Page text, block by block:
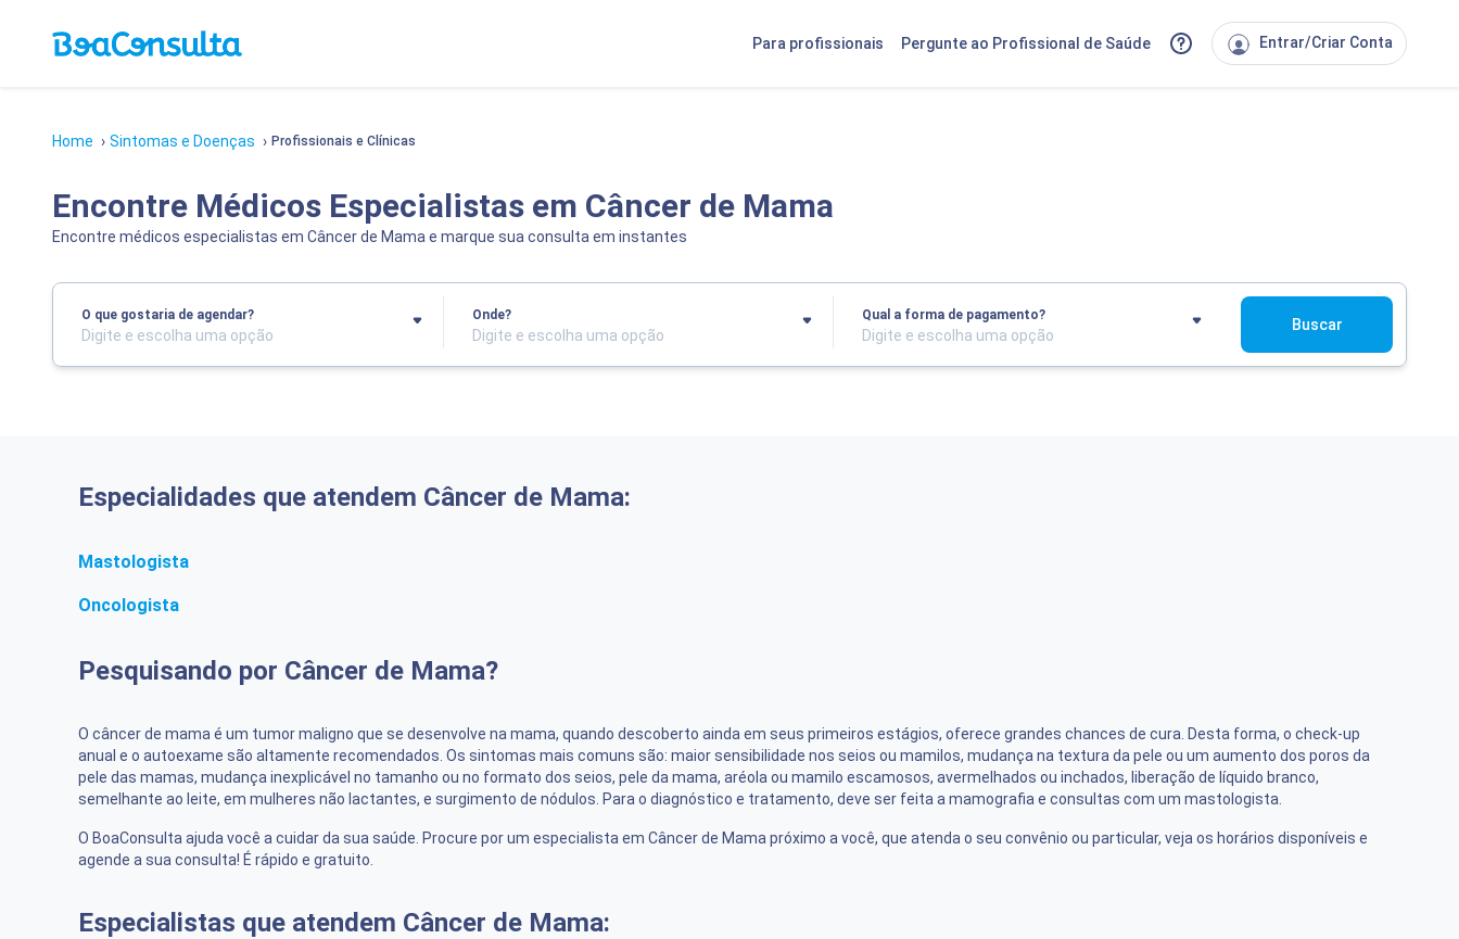
Para profissionais Pergunte ao Profissional de Saúde Entrar/Criar Conta
Home › Sintomas e Doenças › Profissionais e Clínicas
Encontre Médicos Especialistas em Câncer de Mama
Encontre médicos especialistas em Câncer de Mama e marque sua consulta em instantes
O que gostaria de agendar?
Digite e escolha uma opção
Onde?
Digite e escolha uma opção
Qual a forma de pagamento?
Digite e escolha uma opção
Buscar
Especialidades que atendem Câncer de Mama:
Mastologista
Oncologista
Pesquisando por Câncer de Mama?
O câncer de mama é um tumor maligno que se desenvolve na mama, quando descoberto ainda em seus primeiros estágios, oferece grandes chances de cura. Desta forma, o check-up
anual e o autoexame são altamente recomendados. Os sintomas mais comuns são: maior sensibilidade nos seios ou mamilos, mudança na textura da pele ou um aumento dos poros da
pele das mamas, mudança inexplicável no tamanho ou no formato dos seios, pele da mama, aréola ou mamilo escamosos, avermelhados ou inchados, liberação de líquido branco,
semelhante ao leite, em mulheres não lactantes, e surgimento de nódulos. Para o diagnóstico e tratamento, deve ser feita a mamografia e consultas com um mastologista.
O BoaConsulta ajuda você a cuidar da sua saúde. Procure por um especialista em Câncer de Mama próximo a você, que atenda o seu convênio ou particular, veja os horários disponíveis e
agende a sua consulta! É rápido e gratuito.
Especialistas que atendem Câncer de Mama: